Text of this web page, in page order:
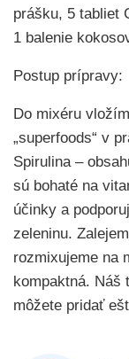
prášku, 5 tabliet
1 balenie
Postup prípravy:
Do mixéru
„superfoods“ v
Spirulina –
sú bohaté na
účinky a
zeleninu.
rozmixujeme na
kompaktná. Náš
môžete pridať